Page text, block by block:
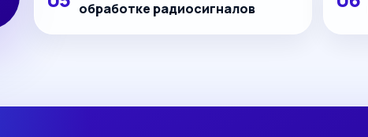
обработке радиосигналов